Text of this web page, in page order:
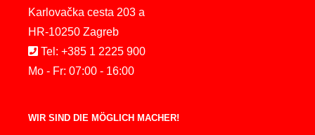
Karlovačka cesta 203 a
HR-10250 Zagreb
Tel: +385 1 2225 900
Mo - Fr: 07:00 - 16:00
WIR SIND DIE MÖGLICH MACHER!